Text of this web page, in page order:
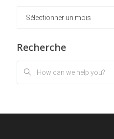
Sélectionner un mois
Recherche